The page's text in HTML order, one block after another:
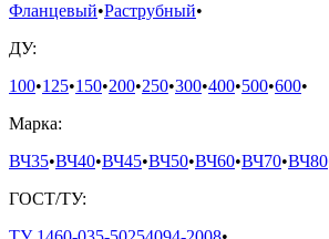
Фланцевый•Раструбный•
ДУ:
100•125•150•200•250•300•400•500•600•
Марка:
ВЧ35•ВЧ40•ВЧ45•ВЧ50•ВЧ60•ВЧ70•ВЧ80
ГОСТ/ТУ: